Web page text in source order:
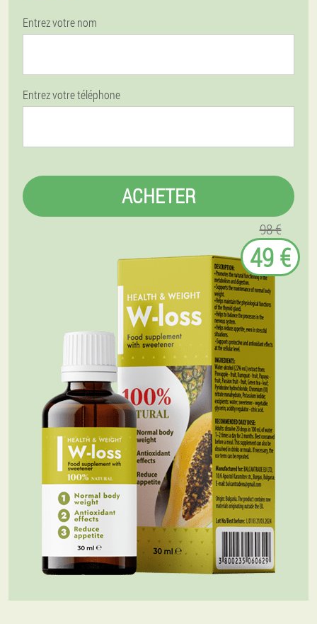
Entrez votre nom
Entrez votre téléphone
ACHETER
98 €
49 €